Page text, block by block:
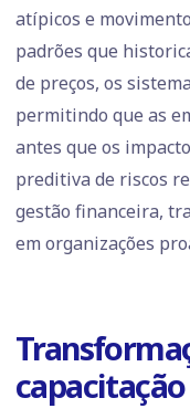
atípicos e
padrões que
de preços, os
permitindo que as
antes que os
preditiva de riscos
gestão financeira,
em organizações